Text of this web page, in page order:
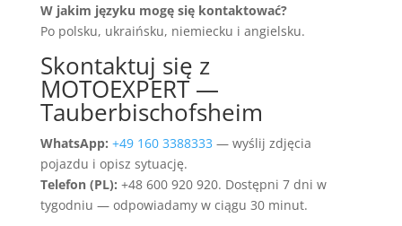
W jakim języku mogę się kontaktować?
Po polsku, ukraińsku, niemiecku i angielsku.
Skontaktuj się z
MOTOEXPERT —
Tauberbischofsheim
WhatsApp: +49 160 3388333 — wyślij zdjęcia
pojazdu i opisz sytuację.
Telefon (PL): +48 600 920 920. Dostępni 7 dni w
tygodniu — odpowiadamy w ciągu 30 minut.